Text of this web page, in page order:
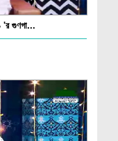
প্রিয় নবী صلی اللہ علیہ وآلہ وصحبہ وسلم 'র গুণগা...